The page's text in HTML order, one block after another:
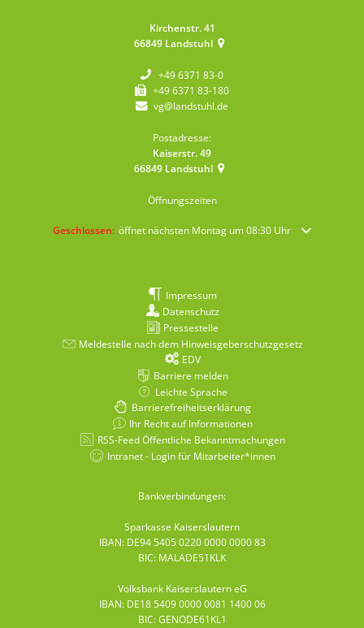
Kirchenstr. 41
66849 Landstuhl
+49 6371 83-0
+49 6371 83-180
vg@landstuhl.de
Postadresse:
Kaiserstr. 49
66849 Landstuhl
Öffnungszeiten
Klicken, um weitere Öffnungs- oder Schließzeiten auszublenden
Geschlossen: öffnet nächsten Montag um 08:30 Uhr
Impressum
Datenschutz
Pressestelle
Meldestelle nach dem Hinweisgeberschutzgesetz
EDV
Barriere melden
Leichte Sprache
Barrierefreiheitserklärung
Ihr Recht auf Informationen
RSS-Feed Öffentliche Bekanntmachungen
Intranet - Login für Mitarbeiter*innen
Bankverbindungen:
Sparkasse Kaiserslautern
IBAN: DE94 5405 0220 0000 0000 83
BIC: MALADE51KLK
Volksbank Kaiserslautern eG
IBAN: DE18 5409 0000 0081 1400 06
BIC: GENODE61KL1